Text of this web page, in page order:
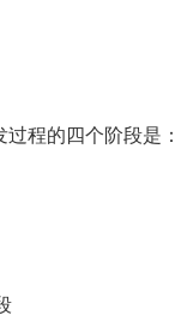
过程的四个阶段